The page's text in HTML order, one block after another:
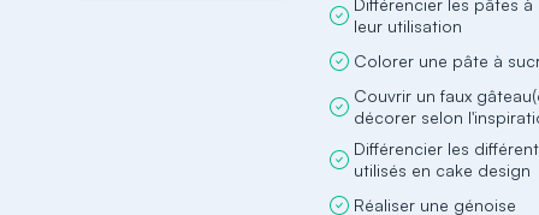
Différencier les pâtes
leur utilisation
Colorer une pâte à
Couvrir un faux
décorer selon
Différencier les
utilisés en cake design
Réaliser une génoise